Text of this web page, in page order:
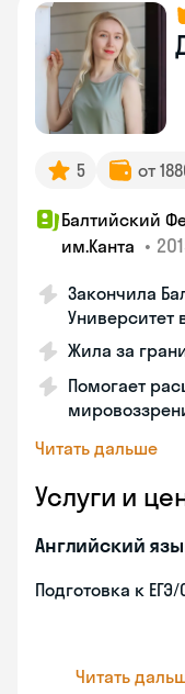
5 от
Балтийский
им.Канта •
Закончила
Университет
Жила за
Помогает
Читать дальше
Услуги и
Английский
Подготовка к ЕГЭ/
Читать